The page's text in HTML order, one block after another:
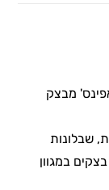
מבצק
שבלונות
במגוון